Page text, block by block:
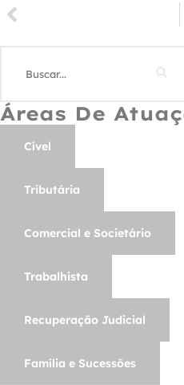
Áreas De
Cível
Tributária
Comercial e Societário
Trabalhista
Recuperação Judicial
Família e Sucessões